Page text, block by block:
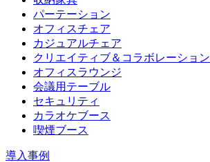
パーテーション
オフィスチェア
カジュアルチェア
クリエイティブ＆コラボレーション
オフィスラウンジ
会議用テーブル
セキュリティ
カラオケブース
喫煙ブース
導入事例